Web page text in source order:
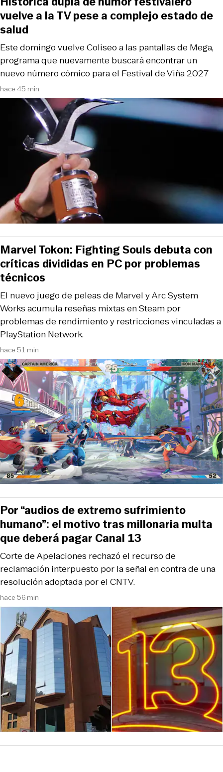
hace 45 min
Este domingo vuelve Coliseo a las pantallas de Mega,
programa que nuevamente buscará encontrar un
nuevo número cómico para el Festival de Viña 2027
vuelve a la TV pese a complejo estado de
salud
hace 51 min
El nuevo juego de peleas de Marvel y Arc System
Works acumula reseñas mixtas en Steam por
problemas de rendimiento y restricciones vinculadas a
PlayStation Network.
Marvel Tokon: Fighting Souls debuta con
críticas divididas en PC por problemas
técnicos
hace 56 min
Corte de Apelaciones rechazó el recurso de
reclamación interpuesto por la señal en contra de una
resolución adoptada por el CNTV.
Por “audios de extremo sufrimiento
humano”: el motivo tras millonaria multa
que deberá pagar Canal 13